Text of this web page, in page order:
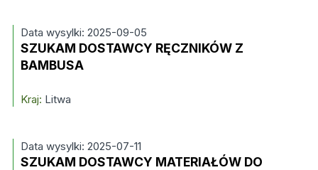
Data wysylki: 2025-09-05
SZUKAM DOSTAWCY RĘCZNIKÓW Z
BAMBUSA
Kraj: Litwa
Data wysylki: 2025-07-11
SZUKAM DOSTAWCY MATERIAŁÓW DO